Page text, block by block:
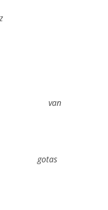
van
gotas